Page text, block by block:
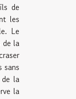
de
les
Le
de la
sans
la
la